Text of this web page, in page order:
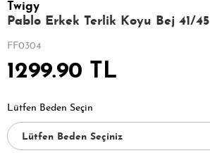
40 kişi
424 kişi
Twigy
Pablo Erkek Terlik Koyu Bej 41/45
FF0304
1299.90 TL
Lütfen Beden Seçin